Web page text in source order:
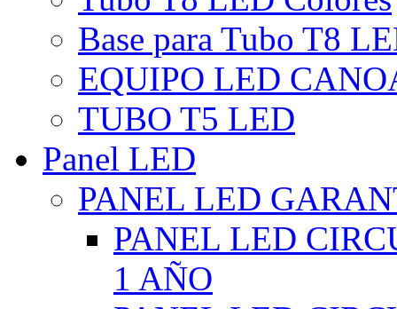
Base para Tubo T8
EQUIPO LED
TUBO T5 LED
Panel LED
PANEL LED
PANEL LED
1 AÑO